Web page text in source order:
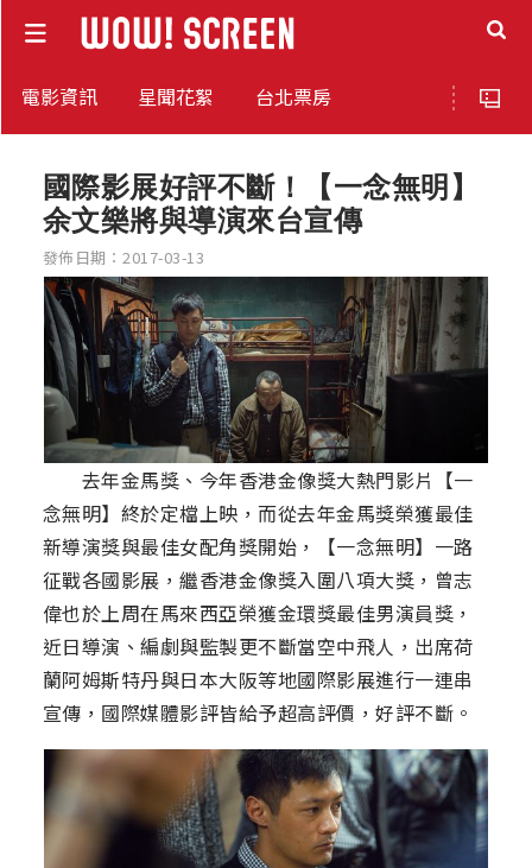
電影資訊 星聞花絮 台北票房
國際影展好評不斷！【一念無明】
余文樂將與導演來台宣傳
發佈日期：2017-03-13
去年金馬獎、今年香港金像獎大熱門影片【一
念無明】終於定檔上映，而從去年金馬獎榮獲最佳
新導演獎與最佳女配角獎開始，【一念無明】一路
征戰各國影展，繼香港金像獎入圍八項大獎，曾志
偉也於上周在馬來西亞榮獲金環獎最佳男演員獎，
近日導演、編劇與監製更不斷當空中飛人，出席荷
蘭阿姆斯特丹與日本大阪等地國際影展進行一連串
宣傳，國際媒體影評皆給予超高評價，好評不斷。